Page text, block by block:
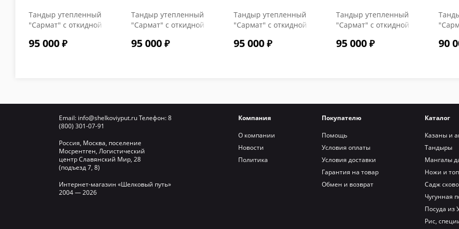
Тандыр утепленный
"Сармат" с откидной
термометром цвет
95 000
Тандыр утепленный
"Сармат" с откидной
термометром цвет
95 000
Тандыр утепленный
"Сармат" с откидной
термометром цвет
95 000
Тандыр утепленный
"Сармат" с откидной
термометром цвет
95 000 90
Email: info@shelkoviyput.ru Телефон: 8
(800) 301-07-91
Россия, Москва, поселение
Мосрентген, Логистический
центр Славянский Мир, 28
(подъезд 7, 8)
Интернет-магазин «Шелковый путь»
2004 — 2026
Компания
О компании
Новости
Политика
Покупателю
Помощь
Условия оплаты
Условия доставки
Гарантия на товар
Обмен и возврат
Каталог
Казаны и
Тандыры
Мангалы
Ножи и
Садж
Чугунная
Посуда из
Рис,